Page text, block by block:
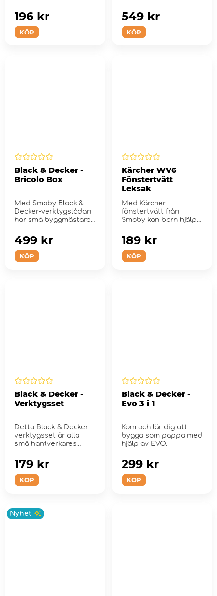
KÖP
196 kr
KÖP
549 kr
Black & Decker -
Bricolo Box
Med Smoby Black &
Decker-verktygslådan
har små byggmästare
KÖP
499 kr
Kärcher WV6
Fönstertvätt
Leksak
Med Kärcher
fönstertvätt från
Smoby kan barn hjälpa
KÖP
189 kr
Black & Decker -
Verktygsset
Detta Black & Decker
verktygsset är alla
små hantverkares
KÖP
179 kr
Black & Decker -
Evo 3 i 1
Kom och lär dig att
bygga som pappa med
hjälp av EVO.
KÖP
299 kr
Nyhet